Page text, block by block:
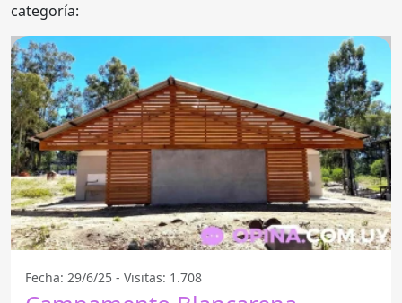
categoría:
Fecha: 29/6/25 - Visitas: 1.708